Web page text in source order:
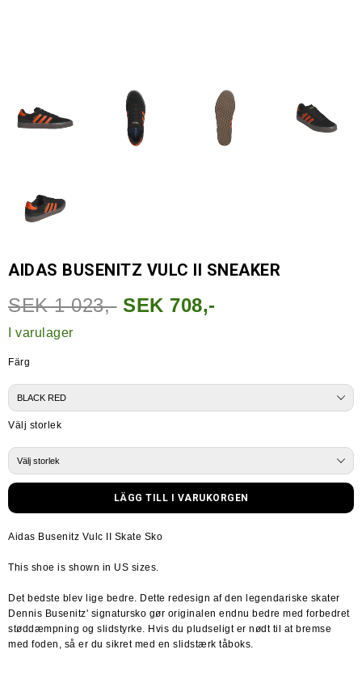
AIDAS BUSENITZ VULC II SNEAKER
SEK 1 023,- SEK 708,-
I varulager
Färg
Välj storlek
Aidas Busenitz Vulc II Skate Sko
This shoe is shown in US sizes.
Det bedste blev lige bedre. Dette redesign af den legendariske skater
Dennis Busenitz' signatursko gør originalen endnu bedre med forbedret
støddæmpning og slidstyrke. Hvis du pludseligt er nødt til at bremse
med foden, så er du sikret med en slidstærk tåboks.